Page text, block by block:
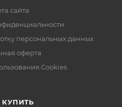
сайта
персональных данных
оферта
Cookies
КУПИТЬ